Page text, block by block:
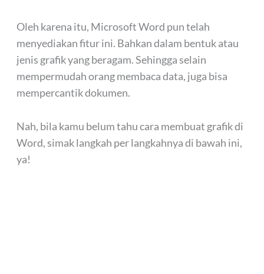
Oleh karena itu, Microsoft Word pun telah
menyediakan fitur ini. Bahkan dalam bentuk atau
jenis grafik yang beragam. Sehingga selain
mempermudah orang membaca data, juga bisa
mempercantik dokumen.
Nah, bila kamu belum tahu cara membuat grafik di
Word, simak langkah per langkahnya di bawah ini,
ya!